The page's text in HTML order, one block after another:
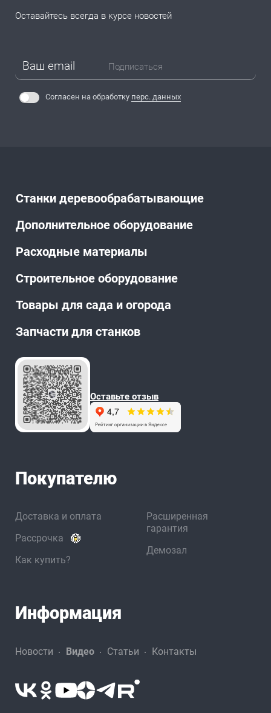
Станки деревообрабатывающие
Дополнительное оборудование
Расходные материалы
Строительное оборудование
Товары для сада и огорода
Запчасти для станков
Оставьте отзыв
Оставайтесь всегда в курсе новостей
Подписаться
Согласен на обработку перс. данных
Покупателю
Доставка и оплата
Рассрочка
Как купить?
Расширенная
гарантия
Демозал
Информация
Новости Видео Статьи Контакты